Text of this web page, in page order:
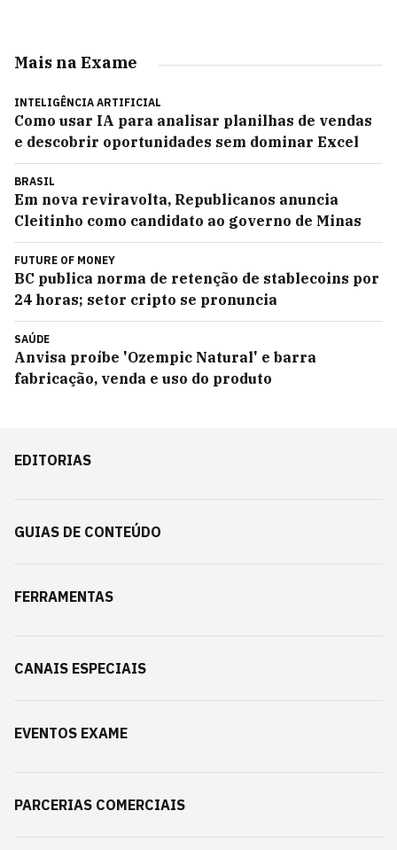
Mais na Exame
INTELIGÊNCIA ARTIFICIAL
Como usar IA para analisar planilhas de vendas
e descobrir oportunidades sem dominar Excel
BRASIL
Em nova reviravolta, Republicanos anuncia
Cleitinho como candidato ao governo de Minas
FUTURE OF MONEY
BC publica norma de retenção de stablecoins por
24 horas; setor cripto se pronuncia
SAÚDE
Anvisa proíbe 'Ozempic Natural' e barra
fabricação, venda e uso do produto
EDITORIAS
GUIAS DE CONTEÚDO
FERRAMENTAS
CANAIS ESPECIAIS
EVENTOS EXAME
PARCERIAS COMERCIAIS